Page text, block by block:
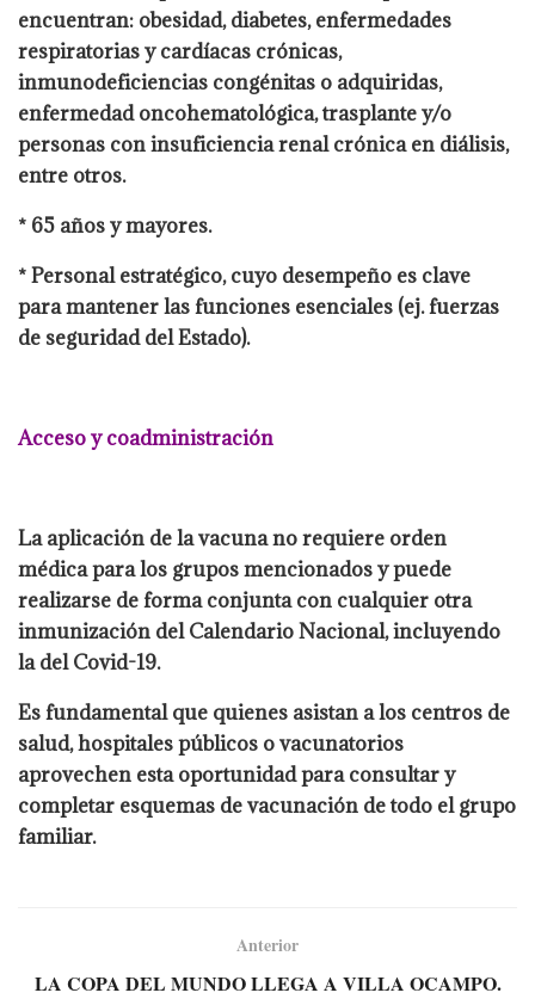
encuentran: obesidad, diabetes, enfermedades
respiratorias y cardíacas crónicas,
inmunodeficiencias congénitas o adquiridas,
enfermedad oncohematológica, trasplante y/o
personas con insuficiencia renal crónica en diálisis,
entre otros.
* 65 años y mayores.
* Personal estratégico, cuyo desempeño es clave
para mantener las funciones esenciales (ej. fuerzas
de seguridad del Estado).
Acceso y coadministración
La aplicación de la vacuna no requiere orden
médica para los grupos mencionados y puede
realizarse de forma conjunta con cualquier otra
inmunización del Calendario Nacional, incluyendo
la del Covid-19.
Es fundamental que quienes asistan a los centros de
salud, hospitales públicos o vacunatorios
aprovechen esta oportunidad para consultar y
completar esquemas de vacunación de todo el grupo
familiar.
Anterior
LA COPA DEL MUNDO LLEGA A VILLA OCAMPO.